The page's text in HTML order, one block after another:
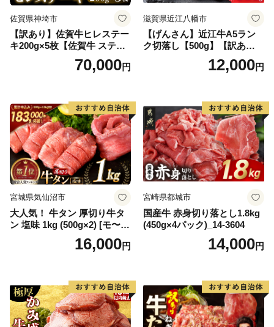
佐賀県神埼市
【訳あり】佐賀牛ヒレステー
キ200g×5枚【佐賀牛 ステー
キ ブランド肉 ヒレ肉 フィレ
肉 ジューシー ヘルシー】(H0
70,000円
滋賀県近江八幡市
【げんさん】近江牛A5ラン
ク切落し【500g】【訳あり】
12,000円
宮城県気仙沼市
大人気！ 牛タン 厚切り牛タ
ン 塩味 1kg (500g×2) [モ〜ラ
ンド 宮城県 気仙沼市 205646
60] 肉 牛肉 精肉 牛たん 牛タ
厚切り タン
16,000円
宮崎県都城市
国産牛 赤身切り落とし1.8kg
(450g×4パック)_14-3604
14,000円